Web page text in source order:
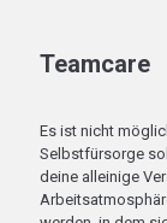
Teamcare
Es ist nicht
Selbstfürsorge
deine alleinige